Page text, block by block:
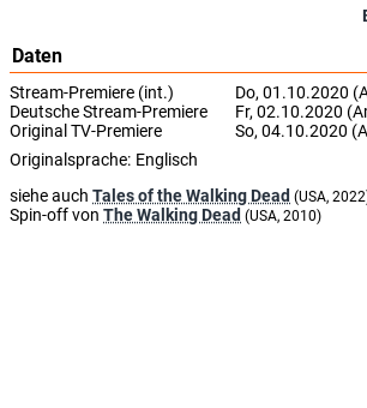
Daten
Stream-Premiere (int.)
Do, 01.10.2020
Deutsche Stream-Premiere
Fr, 02.10.2020
Original TV-Premiere
So, 04.10.2020
Originalsprache: Englisch
siehe auch Tales of the Walking Dead (USA,
Spin-off von The Walking Dead (USA, 2010)